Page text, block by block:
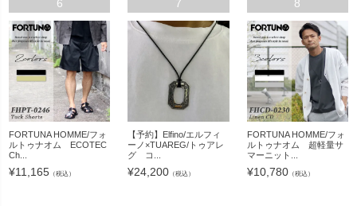
6
FORTUNA HOMME/フォ
ルトゥナオム ECOTEC
Ch...
¥11,165 （税込）
7
【予約】Elfino/エルフィ
ーノ×TUAREG/トゥアレ
グ コ...
¥24,200 （税込）
8
FORTUNA HOMME/フォ
ルトゥナオム 超軽量サ
マーニット...
¥10,780（税込）